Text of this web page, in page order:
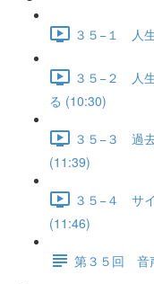
３５−１ 人
３５−２ 人
る (10:30)
３５−３ 過
(11:39)
３５−４ サ
(11:46)
第３５回 音